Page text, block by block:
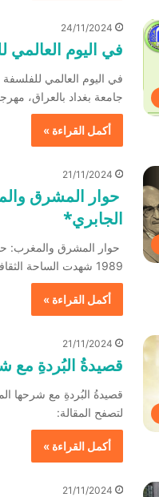
24/11/2024
في اليوم
في اليوم العالمي
جامعة بغداد بالعراق،
أكمل القراءة »
21/11/2024
حوار المشرق
الجابري*
حوار المشرق والمغرب:
1989 شهدت الساحة الثقافية العربية، حدثا معرفيا…
أكمل القراءة »
21/11/2024
قصيدةُ البُردةِ
لتصفح المقالة:
أكمل القراءة »
21/11/2024